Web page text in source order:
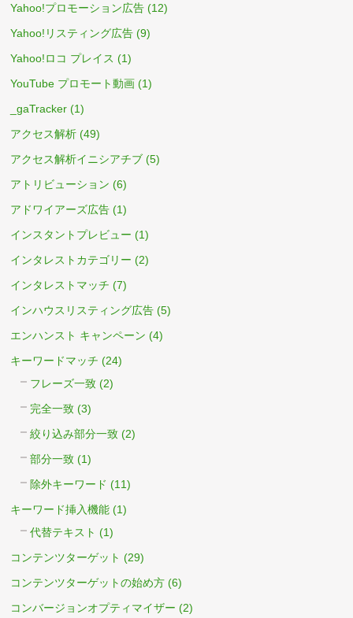
Yahoo!プロモーション広告 (12)
Yahoo!リスティング広告 (9)
Yahoo!ロコ プレイス (1)
YouTube プロモート動画 (1)
_gaTracker (1)
アクセス解析 (49)
アクセス解析イニシアチブ (5)
アトリビューション (6)
アドワイアーズ広告 (1)
インスタントプレビュー (1)
インタレストカテゴリー (2)
インタレストマッチ (7)
インハウスリスティング広告 (5)
エンハンスト キャンペーン (4)
キーワードマッチ (24)
フレーズ一致 (2)
完全一致 (3)
絞り込み部分一致 (2)
部分一致 (1)
除外キーワード (11)
キーワード挿入機能 (1)
代替テキスト (1)
コンテンツターゲット (29)
コンテンツターゲットの始め方 (6)
コンバージョンオプティマイザー (2)